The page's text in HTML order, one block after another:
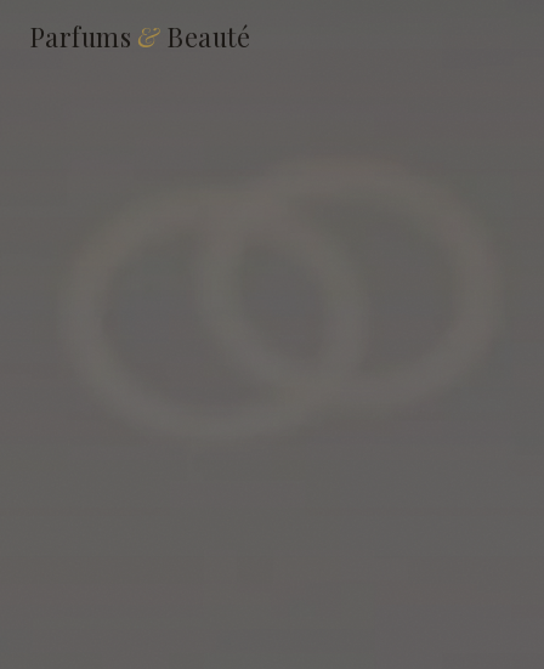
Parfums &Beauté